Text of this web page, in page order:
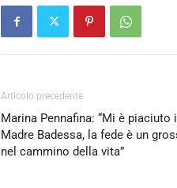
Articolo precedente
Marina Pennafina: “Mi è piaciuto
Madre Badessa, la fede è un
nel cammino della vita”